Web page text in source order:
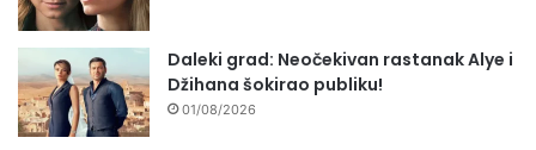
Daleki grad: Neočekivan rastanak Alye i
Džihana šokirao publiku!
01/08/2026